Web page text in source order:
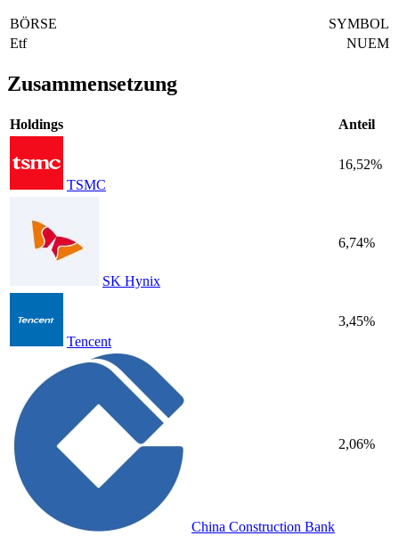
BÖRSE
SYMBOL
Etf
NUEM
Zusammensetzung
Holdings Anteil
TSMC
16,52%
SK Hynix
6,74%
Tencent
3,45%
China Construction Bank
2,06%